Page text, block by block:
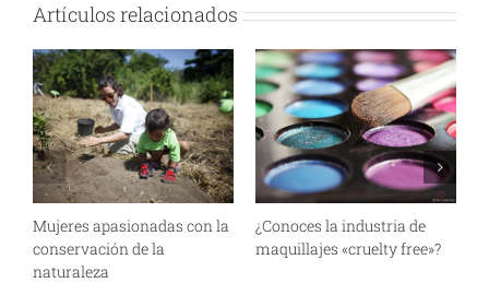
Artículos relacionados
Mujeres apasionadas con la
conservación de la
naturaleza
¿Conoces la industria de
maquillajes «cruelty free»?